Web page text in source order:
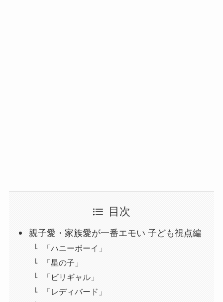
目次
親子愛・家族愛が一番エモい 子ども視点編
「ハニーボーイ」
「星の子」
「ビリギャル」
「レディバード」